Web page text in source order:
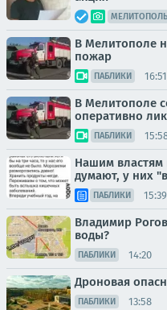
МЕЛИТОПОЛЬ
В Мелитополе
пожар
ПАБЛИКИ 16:51
В Мелитополе
оперативно
ПАБЛИКИ
Нашим властям
думают, у них
ПАБЛИКИ 15:39
Владимир
воды?
ПАБЛИКИ 14:20
Дроновая
ПАБЛИКИ 13:58